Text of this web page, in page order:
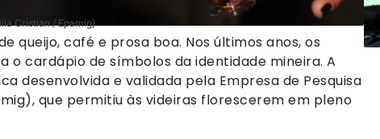
Cristian / Epamig)
queijo, café e prosa boa. Nos últimos anos, os
cardápio de símbolos da identidade mineira. A
desenvolvida e validada pela Empresa de Pesquisa
que permitiu às videiras florescerem em pleno